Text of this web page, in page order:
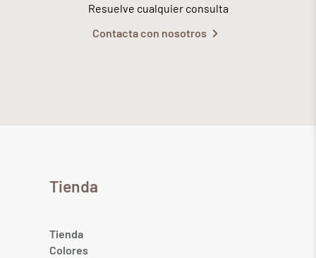
Resuelve cualquier consulta
Contacta con nosotros
Tienda
Tienda
Colores